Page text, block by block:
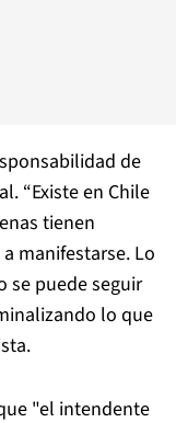
de
“Existe en Chile
tienen
manifestarse. Lo
se puede seguir
lo que
"el intendente